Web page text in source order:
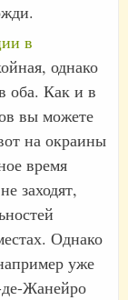
в
однако
оба. Как и в
вы можете
на окраины
время
заходят,
Однако
уже
Жанейро